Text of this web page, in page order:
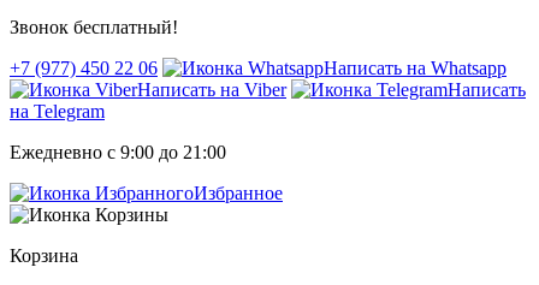
Звонок бесплатный!
+7 (977) 450 22 06
Написать на Whatsapp
Написать на Viber
Написать
на Telegram
Ежедневно с 9:00 до 21:00
Избранное
Корзина